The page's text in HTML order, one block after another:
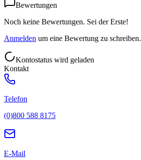
Bewertungen
Noch keine Bewertungen. Sei der Erste!
Anmelden um eine Bewertung zu schreiben.
Kontostatus wird geladen
Kontakt
Telefon
(0)800 588 8175
E-Mail